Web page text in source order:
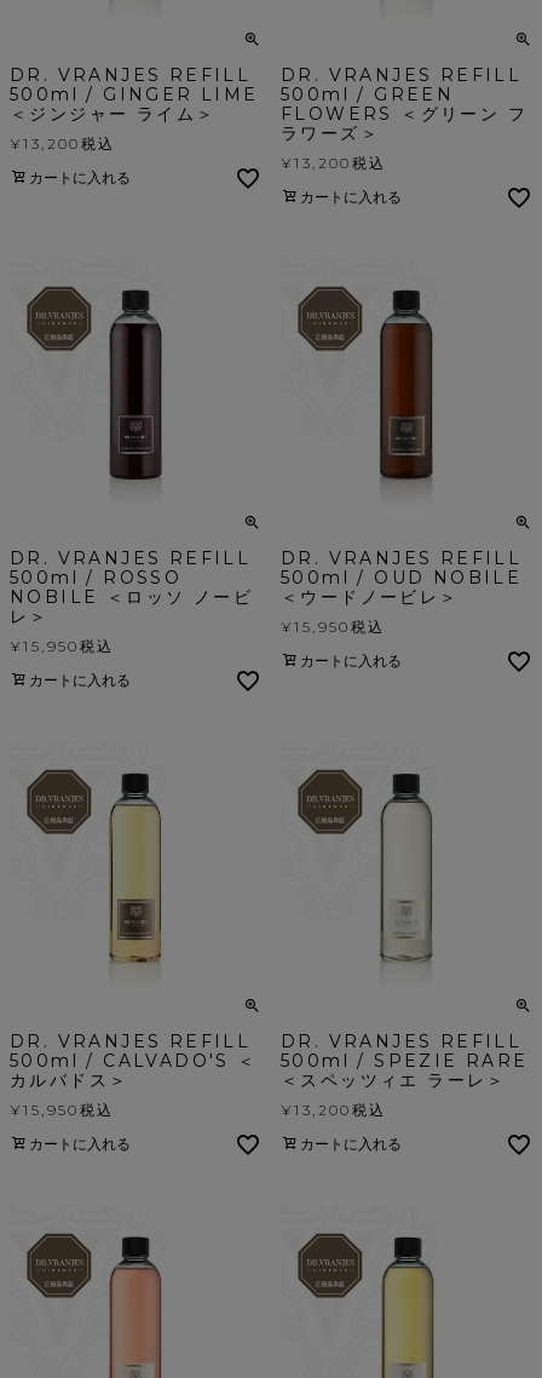
DR. VRANJES REFILL
500ml / GINGER LIME
＜ジンジャー ライム＞
¥13,200 税込
カートに入れる
DR. VRANJES REFILL
500ml / GREEN
FLOWERS ＜グリーン フ
ラワーズ＞
¥13,200 税込
カートに入れる
DR. VRANJES REFILL
500ml / ROSSO
NOBILE ＜ロッソ ノービ
レ＞
¥15,950 税込
カートに入れる
DR. VRANJES REFILL
500ml / OUD NOBILE
＜ウードノービレ＞
¥15,950 税込
カートに入れる
DR. VRANJES REFILL
500ml / CALVADO'S ＜
カルバドス＞
¥15,950 税込
カートに入れる
DR. VRANJES REFILL
500ml / SPEZIE RARE
＜スペッツィエ ラーレ＞
¥13,200 税込
カートに入れる